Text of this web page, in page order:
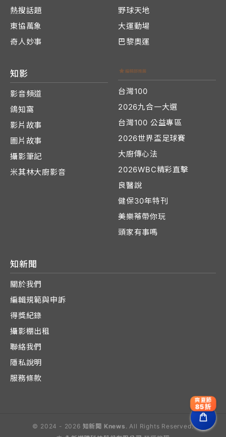
熱搜話題
東協萬象
奇人妙事
野球天地
大運動場
巴黎奧運
知影
影音頻道
鴿知窩
影片故事
圖片故事
攝影筆記
米其林大廚影音
台灣100
2026九合一大選
台灣100 公益專區
2026世界盃足球賽
大廚傳心法
2026WBC精彩直擊
良醫說
健保30年特刊
美樂蒂帶你玩
頭家有事嗎
知新聞
關於我們
編輯規範與申訴
得獎紀錄
攝影棚出租
聯絡我們
隱私說明
服務條款
© 2024 - 2026 知新聞 Knews . All Rights Reserved.
爽夏節
85折